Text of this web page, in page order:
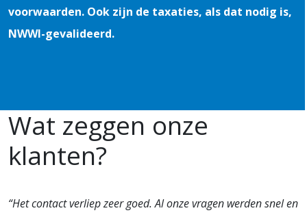
voorwaarden. Ook zijn de taxaties, als dat nodig is,
NWWI-gevalideerd.
Wat zeggen onze
klanten?
“Het contact verliep zeer goed. Al onze vragen werden snel en